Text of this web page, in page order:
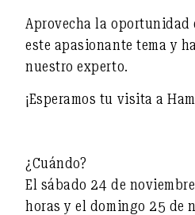
Aprovecha la oportunidad
este apasionante tema y
nuestro experto.
¡Esperamos tu visita a
¿Cuándo?
El sábado 24 de
horas y el domingo 25 de